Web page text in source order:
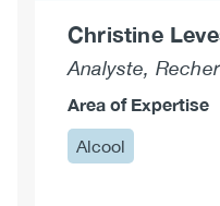
Christine
Analyste,
Area of Expertise
Alcool